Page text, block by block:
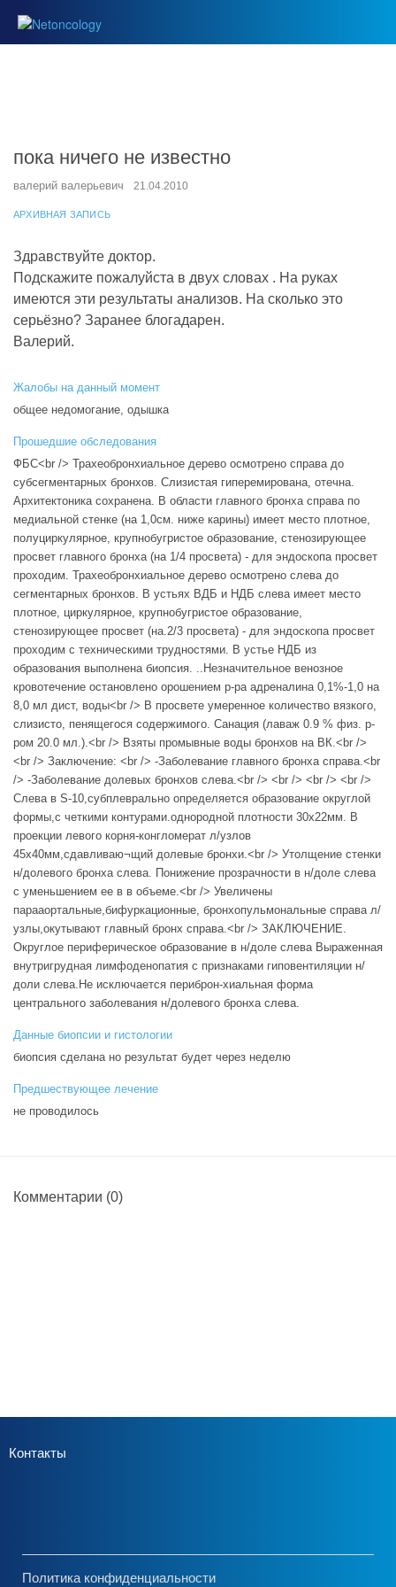
пока ничего не известно
валерий валерьевич 21.04.2010
АРХИВНАЯ ЗАПИСЬ
Здравствуйте доктор.
Подскажите пожалуйста в двух словах . На руках
имеются эти результаты анализов. На сколько это
серьёзно? Заранее блогадарен.
Валерий.
Жалобы на данный момент
общее недомогание, одышка
Прошедшие обследования
ФБС<br /> Трахеобронхиальное дерево осмотрено справа до
субсегментарных бронхов. Слизистая гиперемирована, отечна.
Архитектоника сохранена. В области главного бронха справа по
медиальной стенке (на 1,0см. ниже карины) имеет место плотное,
полуциркулярное, крупнобугристое образование, стенозирующее
просвет главного бронха (на 1/4 просвета) - для эндоскопа просвет
проходим. Трахеобронхиальное дерево осмотрено слева до
сегментарных бронхов. В устьях ВДБ и НДБ слева имеет место
плотное, циркулярное, крупнобугристое образование,
стенозирующее просвет (на.2/3 просвета) - для эндоскопа просвет
проходим с техническими трудностями. В устье НДБ из
образования выполнена биопсия. ..Незначительное венозное
кровотечение остановлено орошением р-ра адреналина 0,1%-1,0 на
8,0 мл дист, воды<br /> В просвете умеренное количество вязкого,
слизисто, пенящегося содержимого. Санация (лаваж 0.9 % физ. р-
ром 20.0 мл.).<br /> Взяты промывные воды бронхов на ВК.<br />
<br /> Заключение: <br /> -Заболевание главного бронха справа.<br
/> -Заболевание долевых бронхов слева.<br /> <br /> <br /> <br />
Слева в S-10,субплеврально определяется образование округлой
формы,с четкими контурами.однородной плотности 30x22мм. В
проекции левого корня-конгломерат л/узлов
45x40мм,сдавливаю¬щий долевые бронхи.<br /> Утолщение стенки
н/долевого бронха слева. Понижение прозрачности в н/доле слева
с уменьшением ее в в объеме.<br /> Увеличены
парааортальные,бифуркационные, бронхопульмональные справа л/
узлы,окутывают главный бронх справа.<br /> ЗАКЛЮЧЕНИЕ.
Округлое периферическое образование в н/доле слева Выраженная
внутригрудная лимфоденопатия с признаками гиповентиляции н/
доли слева.Не исключается периброн-хиальная форма
центрального заболевания н/долевого бронха слева.
Данные биопсии и гистологии
биопсия сделана но результат будет через неделю
Предшествующее лечение
не проводилось
Комментарии (0)
Контакты
Политика конфиденциальности